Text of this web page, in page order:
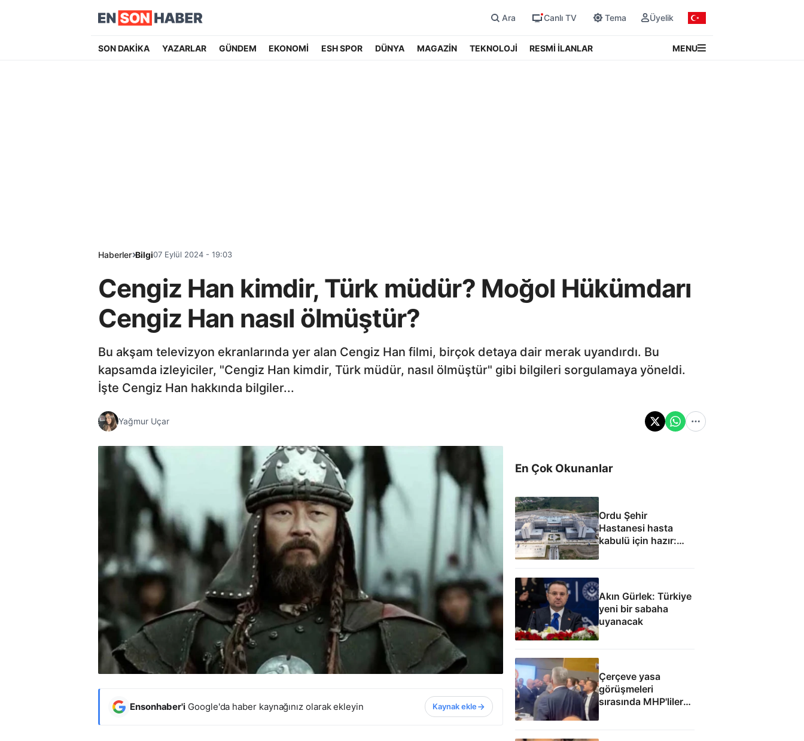
Ara Canlı TV Tema Üyelik
SON DAKİKA YAZARLAR GÜNDEM EKONOMİ ESH SPOR DÜNYA MAGAZİN TEKNOLOJİ RESMİ İLANLAR MENU
Haberler Bilgi07 Eylül 2024 - 19:03
Cengiz Han kimdir, Türk müdür? Moğol Hükümdarı
Cengiz Han nasıl ölmüştür?
Bu akşam televizyon ekranlarında yer alan Cengiz Han filmi, birçok detaya dair merak uyandırdı. Bu
kapsamda izleyiciler, "Cengiz Han kimdir, Türk müdür, nasıl ölmüştür" gibi bilgileri sorgulamaya yöneldi.
İşte Cengiz Han hakkında bilgiler...
Yağmur Uçar
Ensonhaber'i Google'da haber kaynağınız olarak ekleyin Kaynak ekle
En Çok Okunanlar
Ordu Şehir
Hastanesi hasta
kabulü için hazır:
Eylül ayında
hedefleniyor
Akın Gürlek: Türkiye
yeni bir sabaha
uyanacak
Çerçeve yasa
görüşmeleri
sırasında MHP'liler